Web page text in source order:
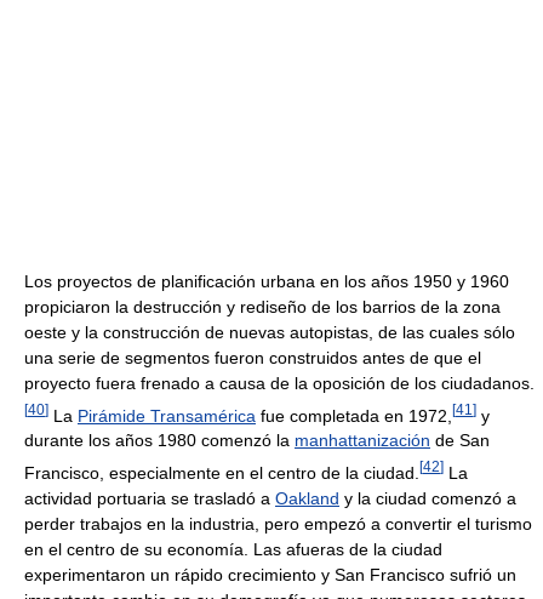
Los proyectos de planificación urbana en los años 1950 y 1960
propiciaron la destrucción y rediseño de los barrios de la zona
oeste y la construcción de nuevas autopistas, de las cuales sólo
una serie de segmentos fueron construidos antes de que el
proyecto fuera frenado a causa de la oposición de los ciudadanos.
[40] La Pirámide Transamérica fue completada en 1972, [41 ] y
durante los años 1980 comenzó la manhattanización de San
Francisco, especialmente en el centro de la ciudad. [42] La
actividad portuaria se trasladó a Oakland y la ciudad comenzó a
perder trabajos en la industria, pero empezó a convertir el turismo
en el centro de su economía. Las afueras de la ciudad
experimentaron un rápido crecimiento y San Francisco sufrió un